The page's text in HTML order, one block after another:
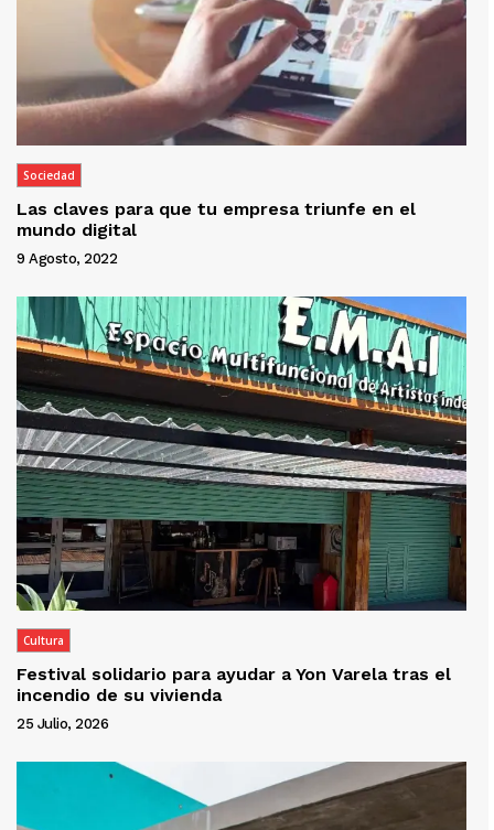
Sociedad
Las claves para que tu empresa triunfe en el
mundo digital
9 Agosto, 2022
Cultura
Festival solidario para ayudar a Yon Varela tras el
incendio de su vivienda
25 Julio, 2026